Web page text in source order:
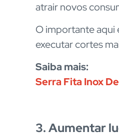
atrair novos
O importante aqui
executar cortes
Saiba mais:
Serra Fita Inox
3. Aumentar